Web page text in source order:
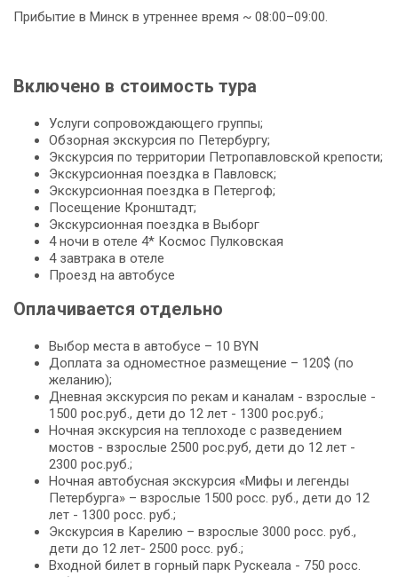
Прибытие в Минск в утреннее время ~ 08:00–09:00.
Включено в стоимость тура
Услуги сопровождающего группы;
Обзорная экскурсия по Петербургу;
Экскурсия по территории Петропавловской крепости;
Экскурсионная поездка в Павловск;
Экскурсионная поездка в Петергоф;
Посещение Кронштадт;
Экскурсионная поездка в Выборг
4 ночи в отеле 4* Космос Пулковская
4 завтрака в отеле
Проезд на автобусе
Оплачивается отдельно
Выбор места в автобусе – 10 BYN
Доплата за одноместное размещение – 120$ (по
желанию);
Дневная экскурсия по рекам и каналам - взрослые -
1500 рос.руб., дети до 12 лет - 1300 рос.руб.;
Ночная экскурсия на теплоходе с разведением
мостов - взрослые 2500 рос.руб, дети до 12 лет -
2300 рос.руб.;
Ночная автобусная экскурсия «Мифы и легенды
Петербурга» – взрослые 1500 росс. руб., дети до 12
лет - 1300 росс. руб.;
Экскурсия в Карелию – взрослые 3000 росс. руб.,
дети до 12 лет- 2500 росс. руб.;
Входной билет в горный парк Рускеала - 750 росс.